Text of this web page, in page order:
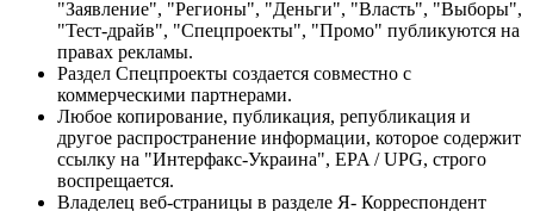
"Заявление", "Регионы", "Деньги", "Власть", "Выборы",
"Тест-драйв", "Спецпроекты", "Промо" публикуются на
правах рекламы.
Раздел Спецпроекты создается совместно с
коммерческими партнерами.
Любое копирование, публикация, републикация и
другое распространение информации, которое содержит
ссылку на "Интерфакс-Украина", EPA / UPG, строго
воспрещается.
Владелец веб-страницы в разделе Я- Корреспондент